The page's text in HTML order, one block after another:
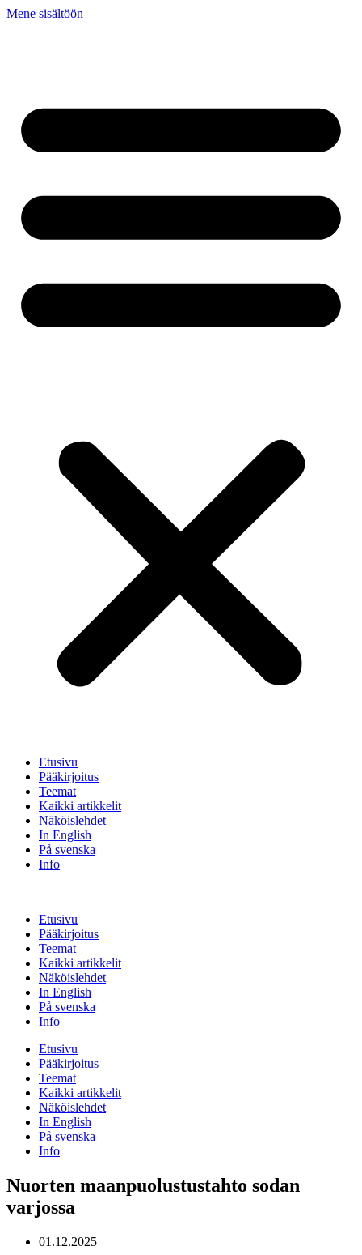
Mene sisältöön
Etusivu
Pääkirjoitus
Teemat
Kaikki artikkelit
Näköislehdet
In English
På svenska
Info
Etusivu
Pääkirjoitus
Teemat
Kaikki artikkelit
Näköislehdet
In English
På svenska
Info
Etusivu
Pääkirjoitus
Teemat
Kaikki artikkelit
Näköislehdet
In English
På svenska
Info
Nuorten maanpuolustustahto sodan
varjossa
01.12.2025